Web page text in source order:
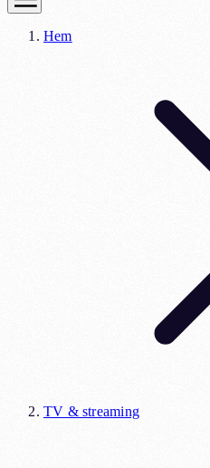
Hem
TV & streaming